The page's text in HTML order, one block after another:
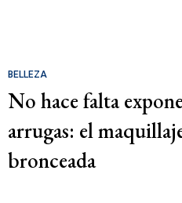
BELLEZA
No hace falta
arrugas: el
bronceada